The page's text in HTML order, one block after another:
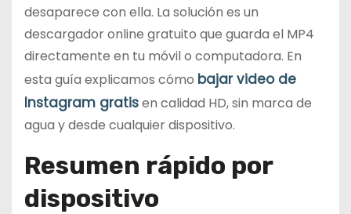
desaparece con ella. La solución es un
descargador online gratuito que guarda el MP4
directamente en tu móvil o computadora. En
esta guía explicamos cómo bajar video de
Instagram gratisen calidad HD, sin marca de
agua y desde cualquier dispositivo.
Resumen rápido por
dispositivo